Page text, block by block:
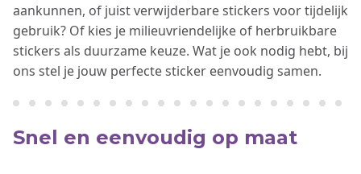
aankunnen, of juist verwijderbare stickers voor tijdelijk
gebruik? Of kies je milieuvriendelijke of herbruikbare
stickers als duurzame keuze. Wat je ook nodig hebt, bij
ons stel je jouw perfecte sticker eenvoudig samen.
Snel en eenvoudig op maat